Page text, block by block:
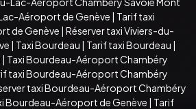
Aéroport de Genève | Tarif taxi
de Genève | Réserver taxi Viviers-du-
| Taxi Bourdeau | Tarif taxi Bourdeau |
| Taxi Bourdeau-Aéroport Chambéry
taxi Bourdeau-Aéroport Chambéry
taxi Bourdeau-Aéroport Chambéry
Bourdeau-Aéroport de Genève | Tarif